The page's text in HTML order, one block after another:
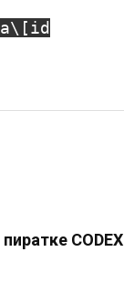
CODEX